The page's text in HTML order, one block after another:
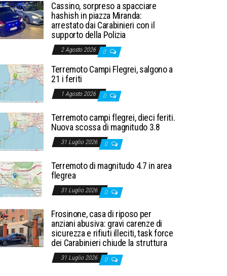
Cassino, sorpreso a spacciare
hashish in piazza Miranda:
arrestato dai Carabinieri con il
supporto della Polizia
2 Agosto 2026 0
Terremoto Campi Flegrei, salgono a
21 i feriti
1 Agosto 2026 0
Terremoto campi flegrei, dieci feriti.
Nuova scossa di magnitudo 3.8
31 Luglio 2026 0
Terremoto di magnitudo 4.7 in area
flegrea
31 Luglio 2026 0
Frosinone, casa di riposo per
anziani abusiva: gravi carenze di
sicurezza e rifiuti illeciti, task force
dei Carabinieri chiude la struttura
31 Luglio 2026 0